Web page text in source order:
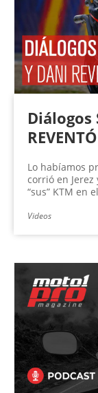
Diálogos
Lo habíamos
corrió en
“sus” KTM en
Videos